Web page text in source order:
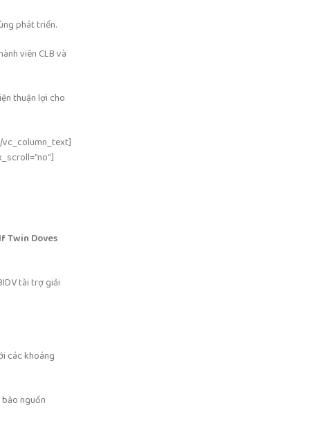
phát triển.
viên CLB và
thuận lợi cho
vc_column_text]
Twin Doves
tài trợ giải
các khoáng
nguồn